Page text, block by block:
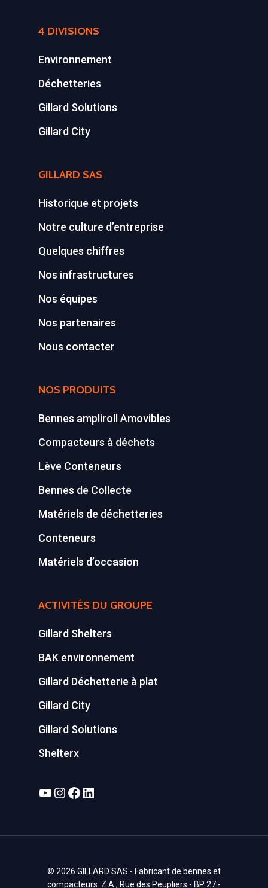
4 DIVISIONS
Environnement
Déchetteries
Gillard Solutions
Gillard City
GILLARD SAS
Historique et projets
Notre culture d’entreprise
Quelques chiffres
Nos infrastructures
Nos équipes
Nos partenaires
Nous contacter
NOS PRODUITS
Bennes ampliroll Amovibles
Compacteurs à déchets
Lève Conteneurs
Bennes de Collecte
Matériels de déchetteries
Conteneurs
Matériels d’occasion
ACTIVITÉS DU GROUPE
Gillard Shelters
BAK environnement
Gillard Déchetterie à plat
Gillard City
Gillard Solutions
Shelterx
YouTube
Instagram
Facebook
© 2026 GILLARD SAS - Fabricant de bennes et
compacteurs. Z.A., Rue des Peupliers - BP 27 -